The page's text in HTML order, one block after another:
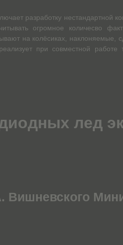
разработку нестандартной
огромное количесво
на колёсиках, наклоняемые,
при совместной работе
лед
Вишневского